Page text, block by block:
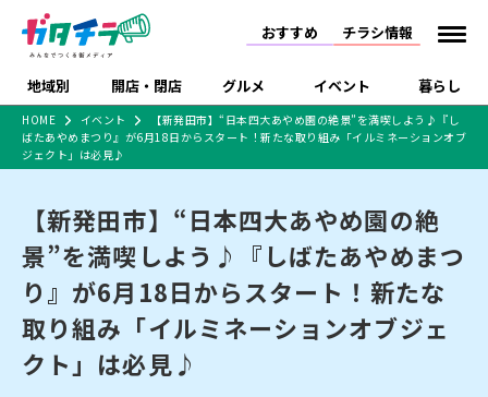
おすすめ チラシ情報
地域別 開店・閉店 グルメ イベント 暮らし
中越 上越
佐渡
リニューアル・移転 休業 開店まとめ
閉店まとめ
新潟市・開店
新潟市・閉店
長岡市・開店
ラーメン・開店
ラーメン・閉店
和食 洋食
スイーツ
趣味・展示会 ライブ・コンサート
スポーツ
店
食品メーカー・県産
品
習い事・塾 アパレル・雑貨
特売セール
特集・まとめ記事
セツコママ ランキング 新潟人
キャンペーン
開店まとめ
閉店まとめ
食品スーパー・コンビ
ニ
戸建住宅・マンショ
ショッピングモール・
大型施設
ドラッグストア・ホーム
センター
ファッション 生活サービス
HOME イベント
【新発田市】“日本四大あやめ園の絶景”を満喫しよう♪『し
ばたあやめまつり』が6月18日からスタート！新たな取り組み「イルミネーションオブ
ジェクト」は必見♪
【新発田市】“日本四大あやめ園の絶
景”を満喫しよう♪『しばたあやめまつ
り』が6月18日からスタート！新たな
取り組み「イルミネーションオブジェ
クト」は必見♪